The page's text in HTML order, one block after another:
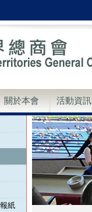
關於本會 活動資訊
紙